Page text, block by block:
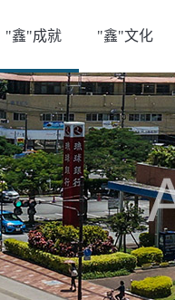
"鑫"成就 "鑫"文化